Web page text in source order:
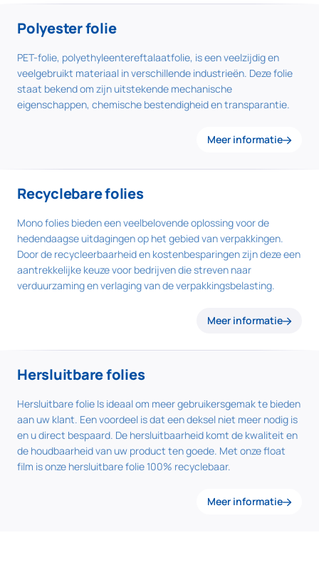
Polyester folie
PET-folie, polyethyleentereftalaatfolie, is een veelzijdig en
veelgebruikt materiaal in verschillende industrieën. Deze folie
staat bekend om zijn uitstekende mechanische
eigenschappen, chemische bestendigheid en transparantie.
Meer informatie
Recyclebare folies
Mono folies bieden een veelbelovende oplossing voor de
hedendaagse uitdagingen op het gebied van verpakkingen.
Door de recycleerbaarheid en kostenbesparingen zijn deze een
aantrekkelijke keuze voor bedrijven die streven naar
verduurzaming en verlaging van de verpakkingsbelasting.
Meer informatie
Hersluitbare folies
Hersluitbare folie Is ideaal om meer gebruikersgemak te bieden
aan uw klant. Een voordeel is dat een deksel niet meer nodig is
en u direct bespaard. De hersluitbaarheid komt de kwaliteit en
de houdbaarheid van uw product ten goede. Met onze float
film is onze hersluitbare folie 100% recyclebaar.
Meer informatie